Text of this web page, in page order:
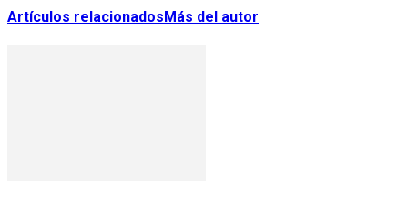
Artículos relacionadosMás del autor